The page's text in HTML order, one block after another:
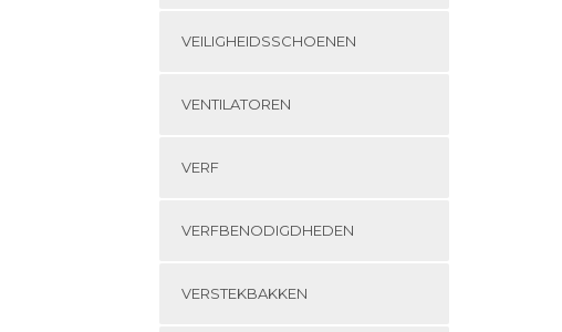
VEILIGHEIDSSCHOENEN
VENTILATOREN
VERF
VERFBENODIGDHEDEN
VERSTEKBAKKEN